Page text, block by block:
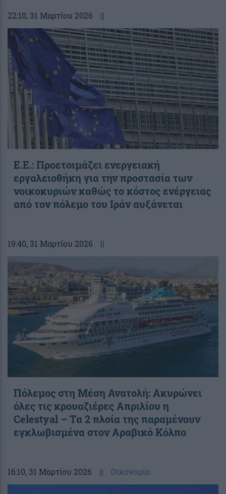
22:10, 31 Μαρτίου 2026 ||
Ε.Ε.: Προετοιμάζει ενεργειακή
εργαλειοθήκη για την προστασία των
νοικοκυριών καθώς το κόστος ενέργειας
από τον πόλεμο του Ιράν αυξάνεται
19:40, 31 Μαρτίου 2026 ||
Πόλεμος στη Μέση Ανατολή: Ακυρώνει
όλες τις κρουαζιέρες Απριλίου η
Celestyal – Τα 2 πλοία της παραμένουν
εγκλωβισμένα στον Αραβικό Κόλπο
16:10, 31 Μαρτίου 2026 || Οικονομία